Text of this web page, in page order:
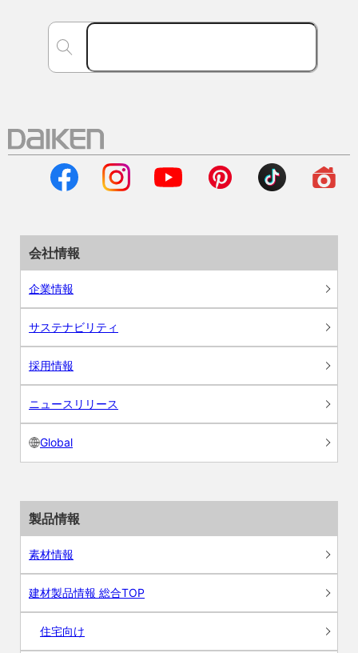
会社情報
企業情報
サステナビリティ
採用情報
ニュースリリース
Global
製品情報
素材情報
建材製品情報 総合TOP
住宅向け